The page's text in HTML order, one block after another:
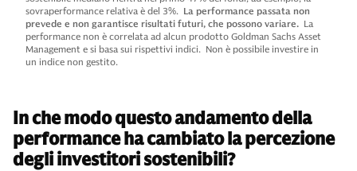
sovraperformance relativa è del 3%. La performance passata non
prevede e non garantisce risultati futuri, che possono variare. La
performance non è correlata ad alcun prodotto Goldman Sachs Asset
Management e si basa sui rispettivi indici. Non è possibile investire in
un indice non gestito.
In che modo questo andamento della
performance ha cambiato la percezione
degli investitori sostenibili?